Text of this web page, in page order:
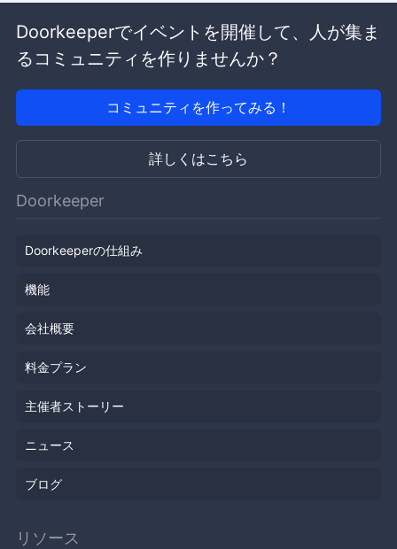
Doorkeeperでイベントを開催して、人が集ま
るコミュニティを作りませんか？
コミュニティを作ってみる！
詳しくはこちら
Doorkeeper
Doorkeeperの仕組み
機能
会社概要
料金プラン
主催者ストーリー
ニュース
ブログ
リソース